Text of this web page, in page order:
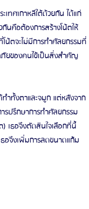
ทศเกาหลีใต้ด้วยกัน ได้แก่
คือต้องการสร้างโน้ตให้
ตจะไม่มีการทำศัลยกรรมที่
ภัยของคนไข้เป็นสิ่งสำคัญ
ทำทั้งตาและจมูก แต่หลังจาก
รปรึกษาการทำศัลยกรรม
เธอจึงตัดสินใจเลือกที่นี้
อจึงเพิ่มการลดขนาดแก้ม